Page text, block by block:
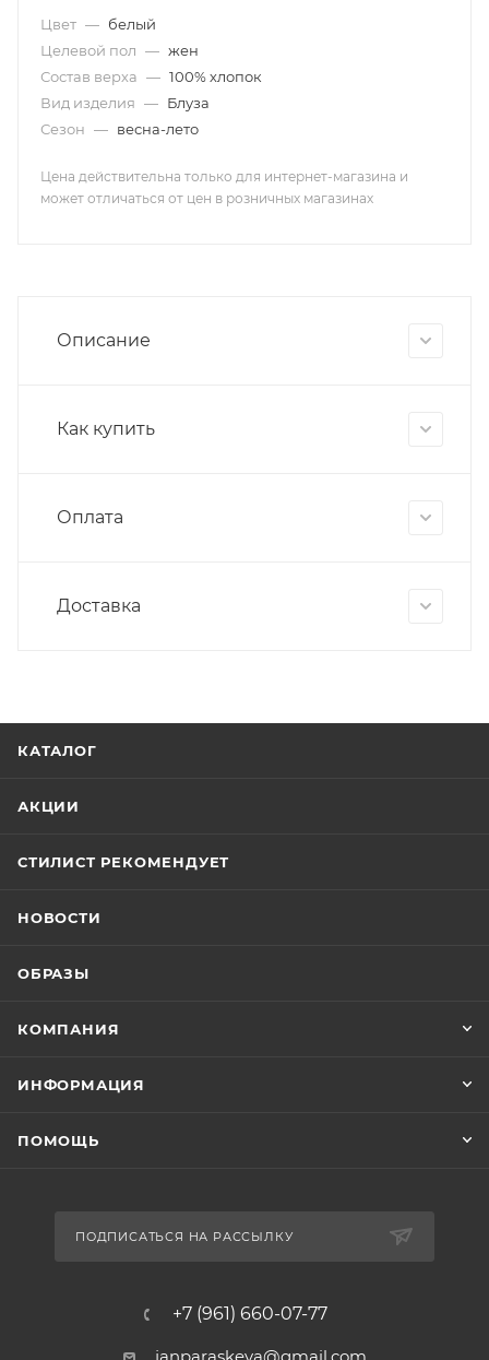
Цвет — белый
Целевой пол — жен
Состав верха — 100% хлопок
Вид изделия — Блуза
Сезон — весна-лето
Цена действительна только для интернет-магазина и
может отличаться от цен в розничных магазинах
Описание
Как купить
Оплата
Доставка
КАТАЛОГ
АКЦИИ
СТИЛИСТ РЕКОМЕНДУЕТ
НОВОСТИ
ОБРАЗЫ
КОМПАНИЯ
ИНФОРМАЦИЯ
ПОМОЩЬ
ПОДПИСАТЬСЯ НА РАССЫЛКУ
+7 (961) 660-07-77